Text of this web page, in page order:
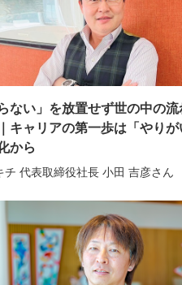
らない」を放置せず世の中の
キャリアの第一歩は「やりが
から
チ 代表取締役社長 小田 吉彦さん